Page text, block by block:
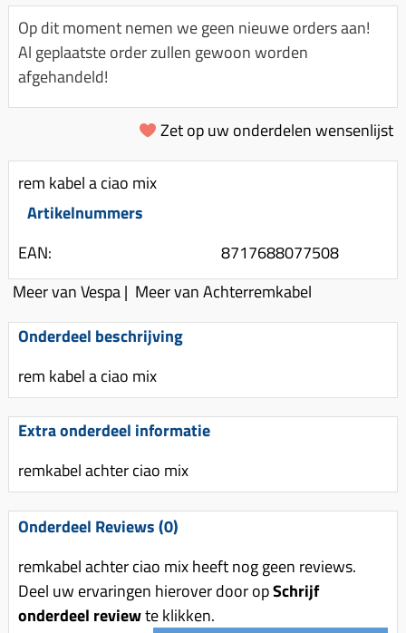
Spanningsregelaar
Toerenbegrenzer
Remlichtschakelaar
Luchtfilter (delen)
Luchtfilter deksel
Motor blokken
Membraan (delen)
Pakking (sets)
Vlotterbak pakking
Powerfilter
Schakel (delen)
Spruitstuk (delen)
Uitlaten compleet
Uitlaat bocht
Radiateur (delen)
Waterpomp (delen)
V-snaren
Variorolsets
Pulley
Km teller kabel
Kickstart deksel
Kickstart ronsel
Schokbrekers
Spiegels
Stuur (delen)
Remblokken
Rem (delen)
Remhevels
Remsegmenten
Remschijven
Voorrem kabel
Voorvork
Wiel (delen)
Zadel
Kinderzitje (scooter)
Olie-onderhoudsmiddelen
Oppakbeugel
Scooterhoezen
Stickers
Stuurslot
Regenkleding
Vespa accessoires
Voordragers
Accessoires overig
Zadel
Op dit moment nemen we geen nieuwe orders aan!
Al geplaatste order zullen gewoon worden
afgehandeld!
Zet op uw onderdelen wensenlijst
rem kabel a ciao mix
Artikelnummers
EAN:
8717688077508
Meer van Vespa| Meer van Achterremkabel
Onderdeel beschrijving
rem kabel a ciao mix
Extra onderdeel informatie
remkabel achter ciao mix
Onderdeel Reviews (0)
remkabel achter ciao mix heeft nog geen reviews.
Deel uw ervaringen hierover door opSchrijf
onderdeel reviewte klikken.